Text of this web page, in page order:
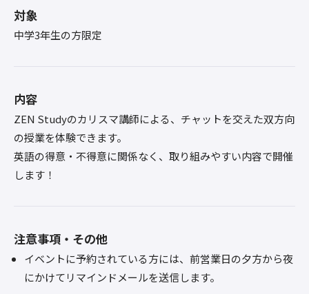
対象
中学3年生の方限定
内容
ZEN Studyのカリスマ講師による、チャットを交えた双方向
の授業を体験できます。
英語の得意・不得意に関係なく、取り組みやすい内容で開催
します！
注意事項・その他
イベントに予約されている方には、前営業日の夕方から夜
にかけてリマインドメールを送信します。